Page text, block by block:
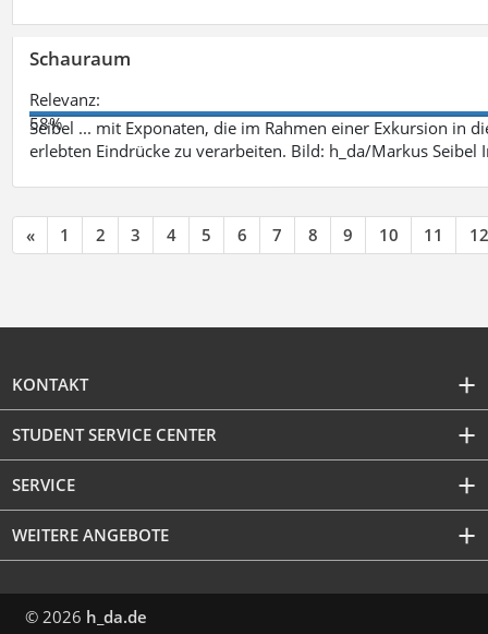
Schauraum
Relevanz:
58%
Seibel ... mit Exponaten, die im Rahmen einer Exkursion in
erlebten Eindrücke zu verarbeiten. Bild: h_da/Markus Seibel
« 1 2 3 4 5 6 7 8 9 10 11 12
KONTAKT
STUDENT SERVICE CENTER
SERVICE
WEITERE ANGEBOTE
© 2026 h_da.de